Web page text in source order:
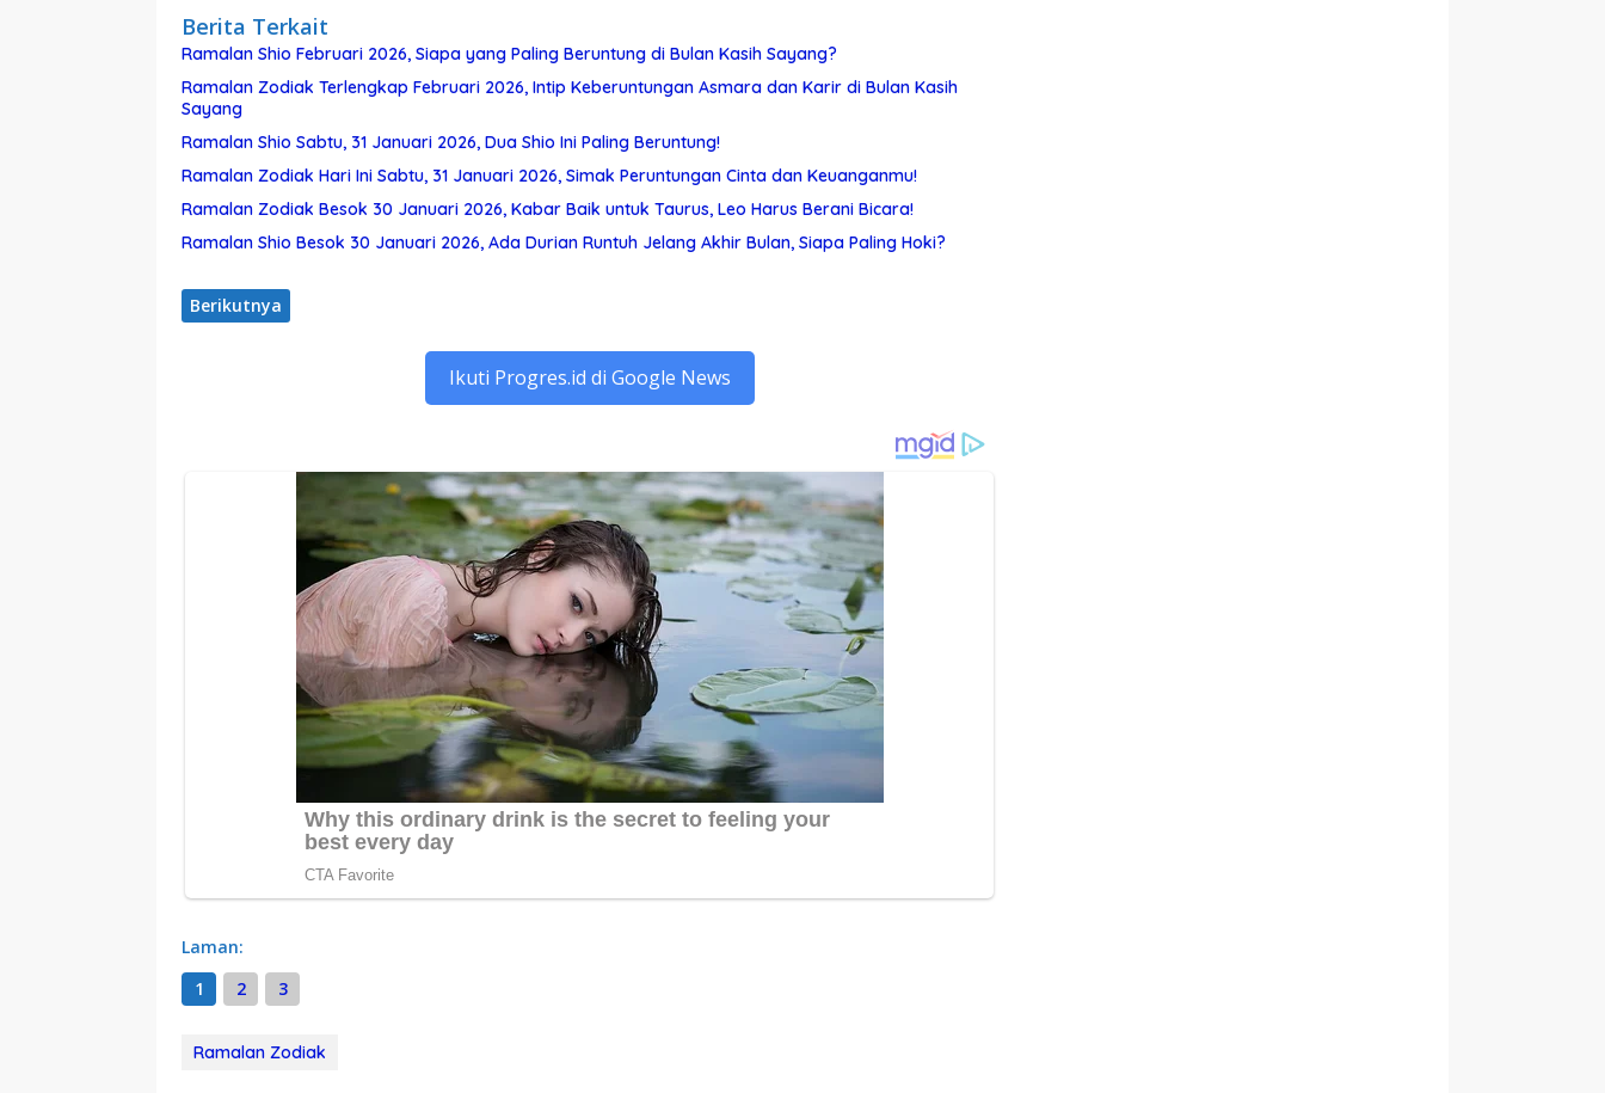
Berita Terkait
Ramalan Shio Februari 2026, Siapa yang Paling Beruntung di Bulan Kasih Sayang?
Ramalan Zodiak Terlengkap Februari 2026, Intip Keberuntungan Asmara dan Karir di Bulan Kasih
Sayang
Ramalan Shio Sabtu, 31 Januari 2026, Dua Shio Ini Paling Beruntung!
Ramalan Zodiak Hari Ini Sabtu, 31 Januari 2026, Simak Peruntungan Cinta dan Keuanganmu!
Ramalan Zodiak Besok 30 Januari 2026, Kabar Baik untuk Taurus, Leo Harus Berani Bicara!
Ramalan Shio Besok 30 Januari 2026, Ada Durian Runtuh Jelang Akhir Bulan, Siapa Paling Hoki?
Berikutnya
Ikuti Progres.id di Google News
Laman:
1
2 3
Ramalan Zodiak